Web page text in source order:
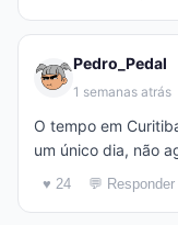
Pedro_Pedal
1 semanas atrás
O tempo em
um único dia, não
♥ 24 💬 Responder